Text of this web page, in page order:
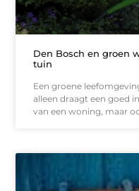
Den Bosch en groen
tuin
Een groene
alleen draagt een goed
van een woning, maar